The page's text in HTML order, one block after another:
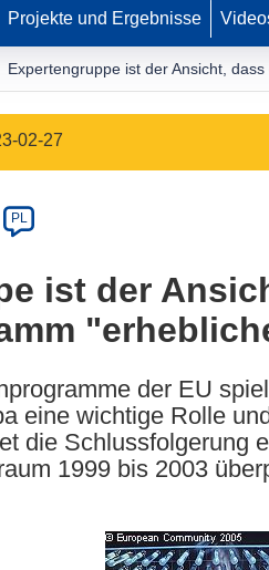
Projekte und Ergebnisse
Expertengruppe ist der Ansicht,
02-27
PL
ist der
der EU
eine wichtige Rolle
die Schlussfolgerung
1999 bis 2003